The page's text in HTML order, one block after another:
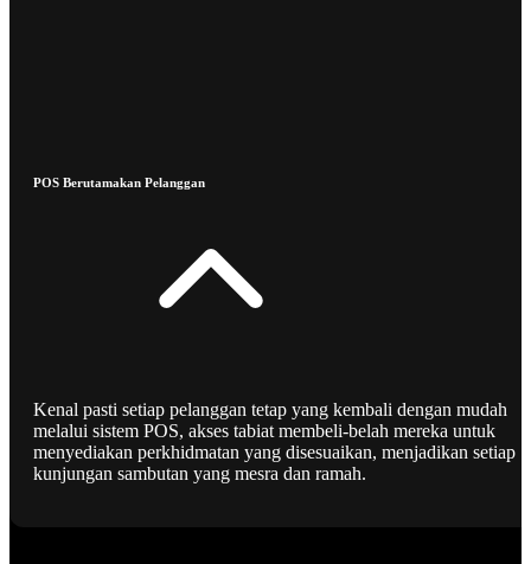
POS Berutamakan Pelanggan
Kenal pasti setiap pelanggan tetap yang kembali dengan mudah
melalui sistem POS, akses tabiat membeli-belah mereka untuk
menyediakan perkhidmatan yang disesuaikan, menjadikan setiap
kunjungan sambutan yang mesra dan ramah.